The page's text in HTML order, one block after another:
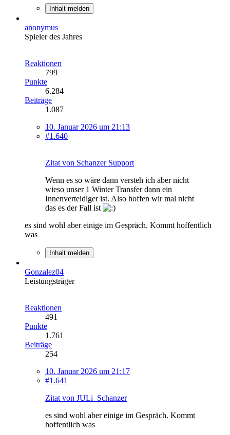
Inhalt melden
anonymus
Spieler des Jahres
Reaktionen
799
Punkte
6.284
Beiträge
1.087
10. Januar 2026 um 21:13
#1.640
Zitat von Schanzer Support
Wenn es so wäre dann versteh ich aber nicht
wieso unser 1 Winter Transfer dann ein
Innenverteidiger ist. Also hoffen wir mal nicht
das es der Fall ist
es sind wohl aber einige im Gespräch. Kommt hoffentlich
was
Inhalt melden
Gonzalez04
Leistungsträger
Reaktionen
491
Punkte
1.761
Beiträge
254
10. Januar 2026 um 21:17
#1.641
Zitat von JULi_Schanzer
es sind wohl aber einige im Gespräch. Kommt
hoffentlich was